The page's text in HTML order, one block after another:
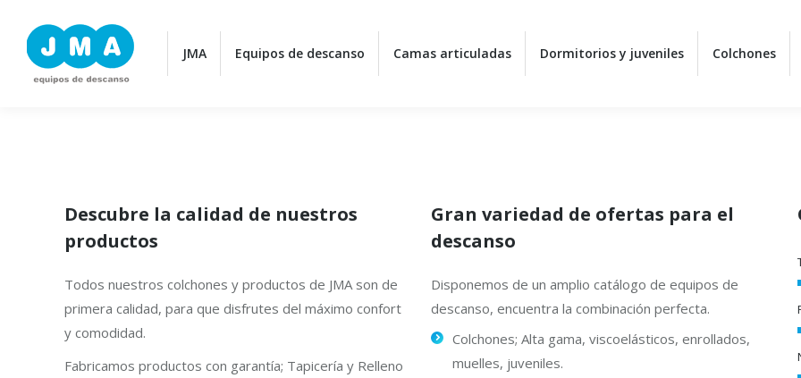
JMA Equipos de descanso Camas articuladas Dormitorios y juveniles Colchones
Descubre la calidad de nuestros
productos
Todos nuestros colchones y productos de JMA son de
primera calidad, para que disfrutes del máximo confort
y comodidad.
Fabricamos productos con garantía; Tapicería y Relleno
Gran variedad de ofertas para el
descanso
Disponemos de un amplio catálogo de equipos de
descanso, encuentra la combinación perfecta.
Colchones; Alta gama, viscoelásticos, enrollados,
muelles, juveniles.
JMA Equipos de descanso Camas articuladas Dormitorios y juveniles Colchones